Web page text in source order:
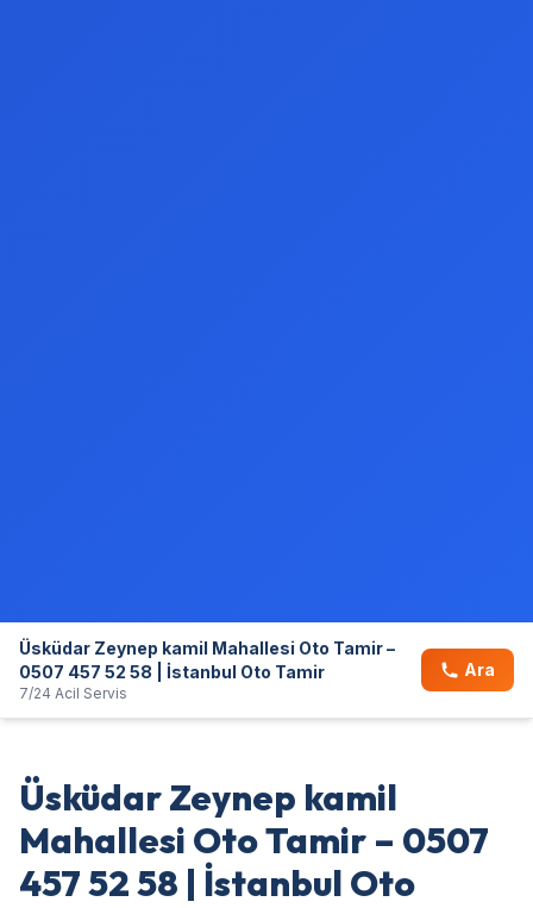
Üsküdar Zeynep kamil Mahallesi Oto Tamir –
0507 457 52 58 | İstanbul Oto Tamir
7/24 Acil Servis
Ara
Üsküdar Zeynep kamil
Mahallesi Oto Tamir – 0507
457 52 58 | İstanbul Oto